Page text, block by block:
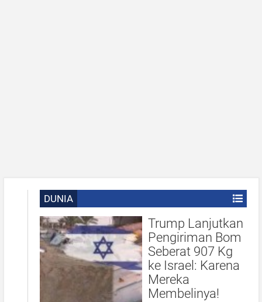
DUNIA
Trump Lanjutkan
Pengiriman Bom
Seberat 907 Kg
ke Israel: Karena
Mereka
Membelinya!